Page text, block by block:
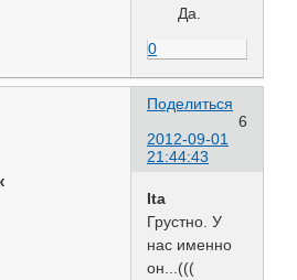
Да.
0
Поделиться
6
2012-09-01
21:44:43
Ita
Грустно. У
нас именно
он...(((